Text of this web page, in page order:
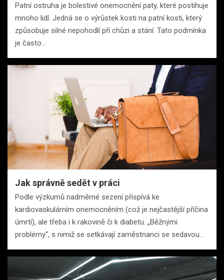
Patní ostruha je bolestivé onemocnění paty, které postihuje
mnoho lidí. Jedná se o výrůstek kosti na patní kosti, který
způsobuje silné nepohodlí při chůzi a stání. Tato podmínka
je často…
Jak správně sedět v práci
Podle výzkumů nadměrné sezení přispívá ke
kardiovaskulárním onemocněním (což je nejčastější příčina
úmrtí), ale třeba i k rakovině či k diabetu. „Běžnými
problémy“, s nimiž se setkávají zaměstnanci se sedavou…